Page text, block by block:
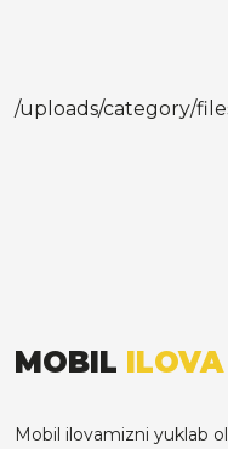
/uploads/category/
MOBIL ILOVA
Mobil ilovamizni yuklab